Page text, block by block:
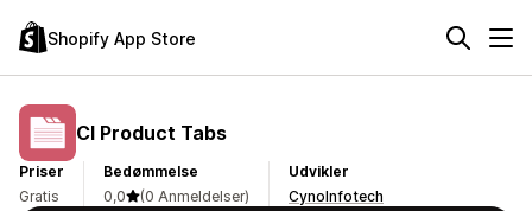
Shopify App Store
CI Product Tabs
Priser
Gratis
Bedømmelse
0,0
(0 Anmeldelser)
Udvikler
CynoInfotech